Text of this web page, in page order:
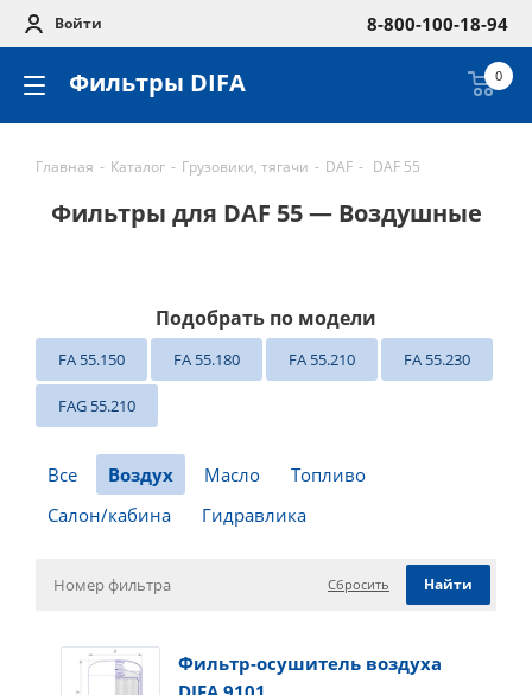
Войти 8-800-100-18-94
Фильтры DIFA 0
Главная - Каталог - Грузовики, тягачи - DAF - DAF 55
Фильтры для DAF 55 — Воздушные
Подобрать по модели
FA 55.150 FA 55.180 FA 55.210 FA 55.230
FAG 55.210
Все Воздух Масло
Топливо
Салон/кабина
Гидравлика
Сбросить
Фильтр-осушитель воздуха